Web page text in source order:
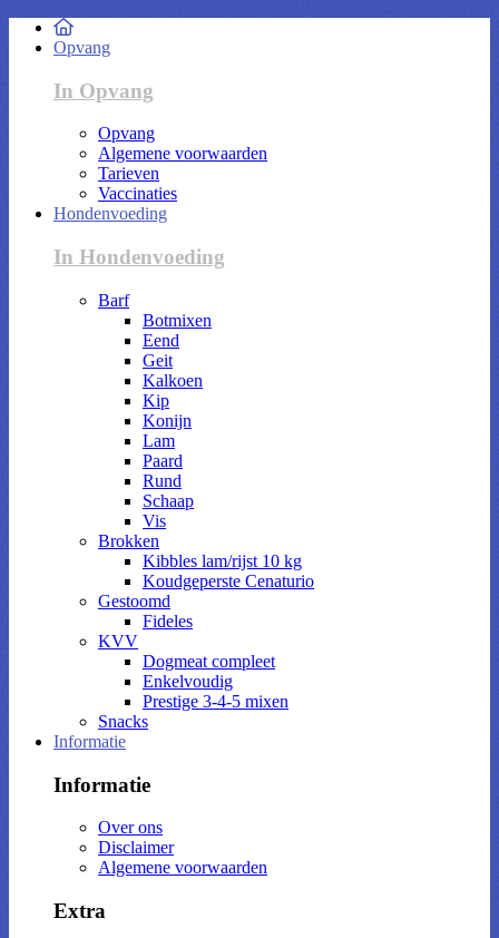
Opvang
In Opvang
Opvang
Algemene voorwaarden
Tarieven
Vaccinaties
Hondenvoeding
In Hondenvoeding
Barf
Botmixen
Eend
Geit
Kalkoen
Kip
Konijn
Lam
Paard
Rund
Schaap
Vis
Brokken
Kibbles lam/rijst 10 kg
Koudgeperste Cenaturio
Gestoomd
Fideles
KVV
Dogmeat compleet
Enkelvoudig
Prestige 3-4-5 mixen
Snacks
Informatie
Informatie
Over ons
Disclaimer
Algemene voorwaarden
Extra